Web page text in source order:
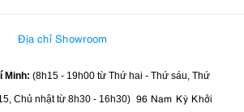
Địa chỉ Showroom
Minh: (8h15 - 19h00 từ Thứ hai - Thứ sáu, Thứ
Chủ nhật từ 8h30 - 16h30) 96 Nam Kỳ Khởi